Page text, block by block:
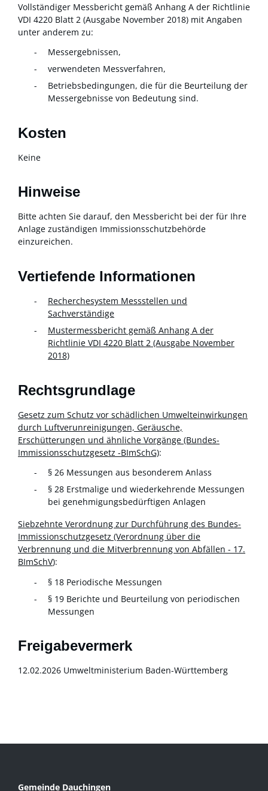
Vollständiger Messbericht gemäß Anhang A der Richtlinie
VDI 4220 Blatt 2 (Ausgabe November 2018) mit Angaben
unter anderem zu:
Messergebnissen,
verwendeten Messverfahren,
Betriebsbedingungen, die für die Beurteilung der
Messergebnisse von Bedeutung sind.
Kosten
Keine
Hinweise
Bitte achten Sie darauf, den Messbericht bei der für Ihre
Anlage zuständigen Immissionsschutzbehörde
einzureichen.
Vertiefende Informationen
Recherchesystem Messstellen und
Sachverständige
Mustermessbericht gemäß Anhang A der
Richtlinie VDI 4220 Blatt 2 (Ausgabe November
2018)
Rechtsgrundlage
Gesetz zum Schutz vor schädlichen Umwelteinwirkungen
durch Luftverunreinigungen, Geräusche,
Erschütterungen und ähnliche Vorgänge (Bundes-
Immissionsschutzgesetz -BImSchG):
§ 26 Messungen aus besonderem Anlass
§ 28 Erstmalige und wiederkehrende Messungen
bei genehmigungsbedürftigen Anlagen
Siebzehnte Verordnung zur Durchführung des Bundes-
Immissionschutzgesetz (Verordnung über die
Verbrennung und die Mitverbrennung von Abfällen - 17.
BImSchV):
§ 18 Periodische Messungen
§ 19 Berichte und Beurteilung von periodischen
Messungen
Freigabevermerk
12.02.2026 Umweltministerium Baden-Württemberg
Gemeinde Dauchingen